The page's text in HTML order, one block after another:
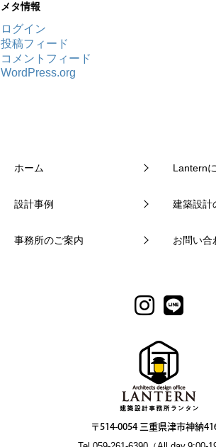
メタ情報
ログイン
投稿フィード
コメントフィード
WordPress.org
ホーム Lantern
設計事例 建築設計
事務所のご案内 お問い合
〒514-0054 三重県津市神納